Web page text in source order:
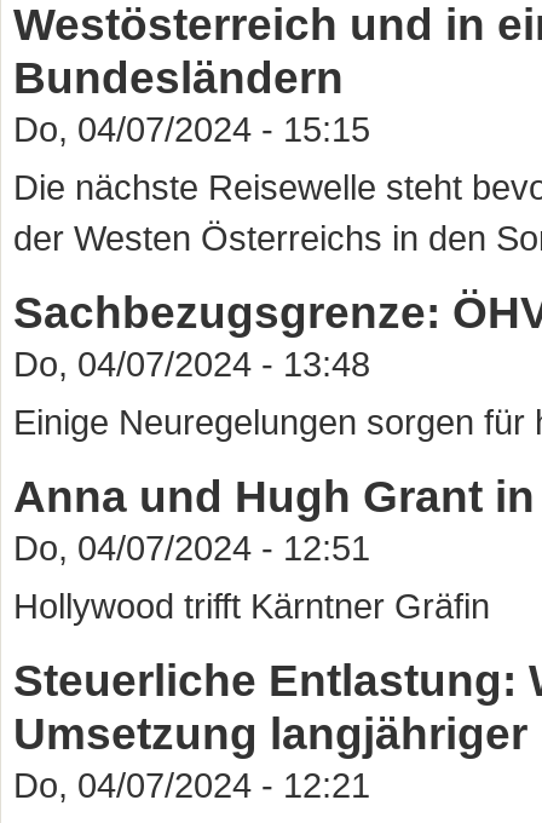
Westösterreich und in
Bundesländern
Do, 04/07/2024 - 15:15
Die nächste Reisewelle steht
der Westen Österreichs in den
Sachbezugsgrenze:
Do, 04/07/2024 - 13:48
Einige Neuregelungen sorgen
Anna und Hugh Grant
Do, 04/07/2024 - 12:51
Hollywood trifft Kärntner Gräfin
Steuerliche Entlastung:
Umsetzung
Do, 04/07/2024 - 12:21